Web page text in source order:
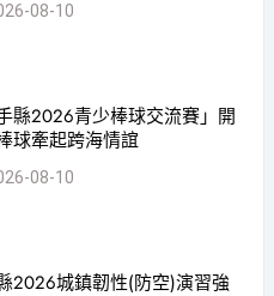
08-10
縣2026青少棒球交流賽」開
牽起跨海情誼
08-10
2026城鎮韌性(防空)演習強